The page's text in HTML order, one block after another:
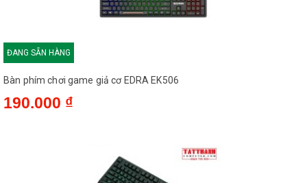
ĐANG SẴN HÀNG
Bàn phím chơi game giả cơ EDRA EK506
190.000 ₫